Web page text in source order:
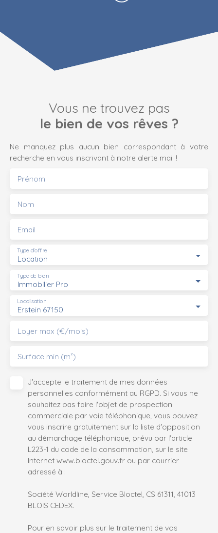
Vous ne trouvez pas
le bien de vos rêves ?
Ne manquez plus aucun bien correspondant à votre
recherche en vous inscrivant à notre alerte mail !
Prénom
Nom
Email
Location
Type d'offre
Immobilier Pro
Type de bien
Erstein 67150
Localisation
Loyer max (€/mois)
Surface min (m²)
J'accepte le traitement de mes données
personnelles conformément au RGPD. Si vous ne
souhaitez pas faire l'objet de prospection
commerciale par voie téléphonique, vous pouvez
vous inscrire gratuitement sur la liste d'opposition
au démarchage téléphonique, prévu par l'article
L223-1 du code de la consommation, sur le site
Internet www.bloctel.gouv.fr ou par courrier
adressé à :
Société Worldline, Service Bloctel, CS 61311, 41013
BLOIS CEDEX.
Pour en savoir plus sur le traitement de vos